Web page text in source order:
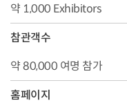
약 1,000 Exhibitors
참관객수
약 80,000 여명 참가
홈페이지